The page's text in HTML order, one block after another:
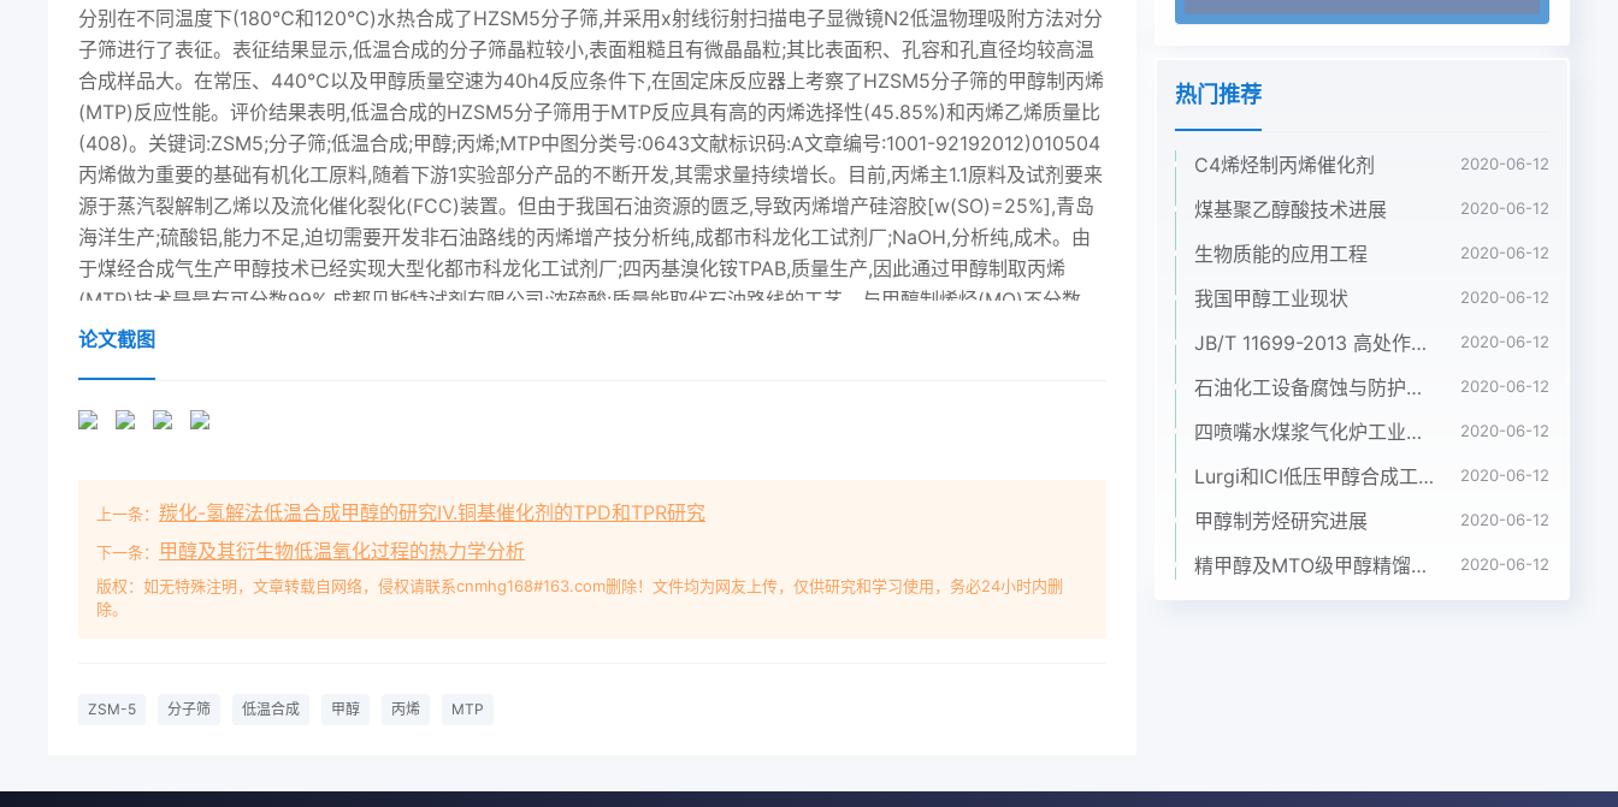
分别在不同温度下(180℃和120℃)水热合成了HZSM5分子筛,并采用x射线衍射扫描电子显微镜N2低温物理吸附方法对分
子筛进行了表征。表征结果显示,低温合成的分子筛晶粒较小,表面粗糙且有微晶晶粒;其比表面积、孔容和孔直径均较高温
合成样品大。在常压、440℃以及甲醇质量空速为40h4反应条件下,在固定床反应器上考察了HZSM5分子筛的甲醇制丙烯
(MTP)反应性能。评价结果表明,低温合成的HZSM5分子筛用于MTP反应具有高的丙烯选择性(45.85%)和丙烯乙烯质量比
(408)。关键词:ZSM5;分子筛;低温合成;甲醇;丙烯;MTP中图分类号:0643文献标识码:A文章编号:1001-92192012)010504
丙烯做为重要的基础有机化工原料,随着下游1实验部分产品的不断开发,其需求量持续增长。目前,丙烯主1.1原料及试剂要来
源于蒸汽裂解制乙烯以及流化催化裂化(FCC)装置。但由于我国石油资源的匮乏,导致丙烯增产硅溶胶[w(SO)=25%],青岛
海洋生产;硫酸铝,能力不足,迫切需要开发非石油路线的丙烯增产技分析纯,成都市科龙化工试剂厂;NaOH,分析纯,成术。由
于煤经合成气生产甲醇技术已经实现大型化都市科龙化工试剂厂;四丙基溴化铵TPAB,质量生产,因此通过甲醇制取丙烯
(MTP)技术是最有可分数99%,成都贝斯特试剂有限公司;浓硫酸:质量能取代石油路线的工艺。与甲醇制烯烃(MO)不分数
98%,成都市科龙化工试剂厂;浓盐酸,成都市同的是,MTP工艺以丙烯为目的产物,因此要求具科龙化工试剂厂。有高的丙烯
混合,其中m(SiOn(Al2Oyna( TPABr)im(H2O)为150:1:8所需的改性ZSM5催化剂。但由于目前的MTP工艺存在丙烯单程选
中,在设定温度下搅拌晶施会增加MTP生产能耗。毛东森等研究发现,化。晶化产物经水洗、抽滤和干燥后于550℃煅烧
HZSM5分子筛的晶粒尺寸和表面孔结构对丙烯选6h,得到ZSM-5分子筛原粉。分子筛原粉经过lmol择性和PE比有显著的影
响。为此,本文在前期工的HCl溶液于90℃交换3次(每次2h),再次于作的基础上,通过优化分子筛的合成条件,制备550℃煅
烧6h后得到HZSM5分子筛。本文分别经了具有特殊表面结构的HzSM5分子筛;并将其用180℃、120℃分别搅拌晶化
日期:2011-08-04;作者简介:韩伟(1982-),男,工程师,CNMHG中水质量分数为70%,甲醇从重是+,。进料首先通过预电话
论文截图
上一条： 羰化-氢解法低温合成甲醇的研究Ⅳ.铜基催化剂的TPD和TPR研究
下一条： 甲醇及其衍生物低温氧化过程的热力学分析
版权：如无特殊注明，文章转载自网络，侵权请联系cnmhg168#163.com删除！文件均为网友上传，仅供研究和学习使用，务必24小时内删
除。
ZSM-5 分子筛 低温合成 甲醇 丙烯 MTP
热门推荐
C4烯烃制丙烯催化剂 2020-06-12
煤基聚乙醇酸技术进展 2020-06-12
生物质能的应用工程 2020-06-12
我国甲醇工业现状 2020-06-12
JB/T 11699-2013 高处作业吊篮安装、拆卸、使用技术规程 2020-06-12
石油化工设备腐蚀与防护参考书十本免费下载，绝版珍藏 2020-06-12
四喷嘴水煤浆气化炉工业应用情况简介 2020-06-12
Lurgi和ICI低压甲醇合成工艺比较 2020-06-12
甲醇制芳烃研究进展 2020-06-12
精甲醇及MTO级甲醇精馏工艺技术进展 2020-06-12